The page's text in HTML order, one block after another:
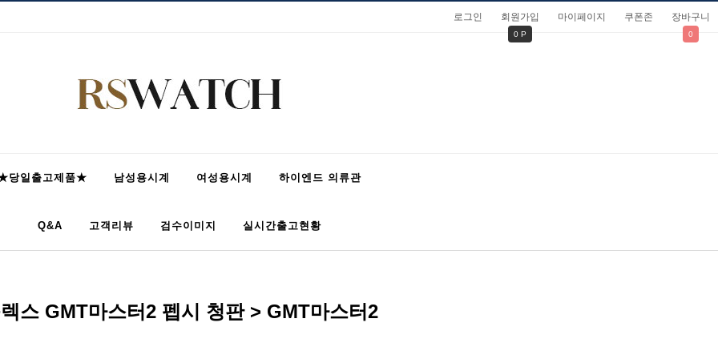
로그인 회원가입
0 P
마이페이지 쿠폰존 장바구니
0
당일출고제품★ 남성용시계 여성용시계 하이엔드 의류관
Q&A 고객리뷰 검수이미지 실시간출고현황
스 GMT마스터2 펩시 청판 > GMT마스터2